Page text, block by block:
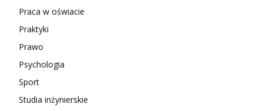
Praca w oświacie
Praktyki
Prawo
Psychologia
Sport
Studia inżynierskie